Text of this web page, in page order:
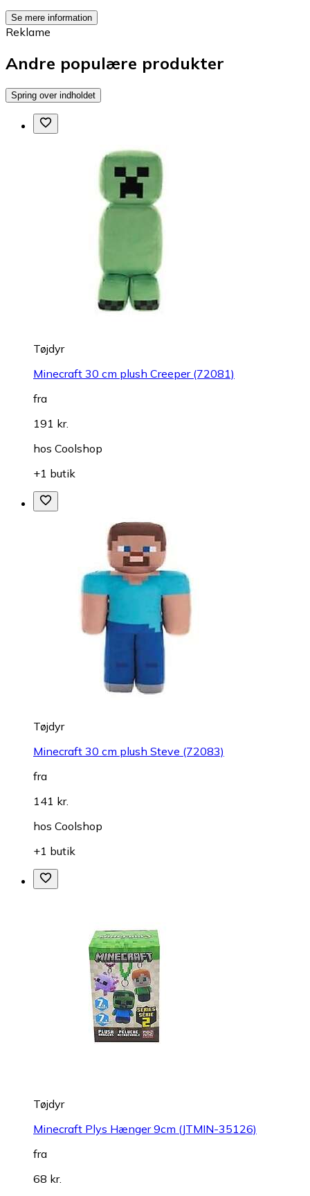
Se mere information
Reklame
Andre populære produkter
Spring over indholdet
Tøjdyr
Minecraft 30 cm plush Creeper (72081)
fra
191 kr.
hos Coolshop
+1 butik
Tøjdyr
Minecraft 30 cm plush Steve (72083)
fra
141 kr.
hos Coolshop
+1 butik
Tøjdyr
Minecraft Plys Hænger 9cm (JTMIN-35126)
fra
68 kr.